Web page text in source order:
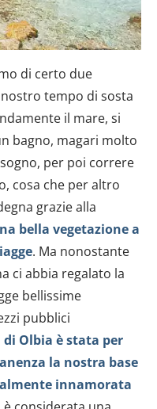
di certo due
tempo di sosta
il mare, si
bagno, magari molto
per poi correre
cosa che per altro
grazie alla
bella vegetazione a
. Ma nonostante
ci abbia regalato la
bellissime
pubblici
Olbia è stata per
la nostra base
innamorata